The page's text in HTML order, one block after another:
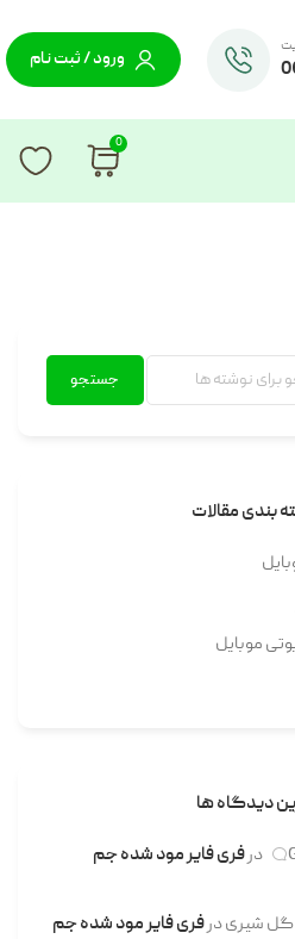
ورود / ثبت نام
0
جستجو
بندی مقالات
موبایل
دیدگاه ها
درفری فایر مود شده جم
گل شیریدرفری فایر مود شده جم